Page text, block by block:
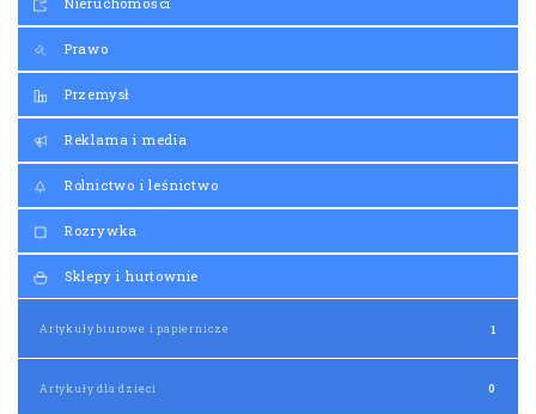
Prawo
Przemysł
Reklama i media
Rolnictwo i leśnictwo
Rozrywka
Sklepy i hurtownie
Artykuły biurowe i papiernicze 1
Artykuły dla dzieci 0